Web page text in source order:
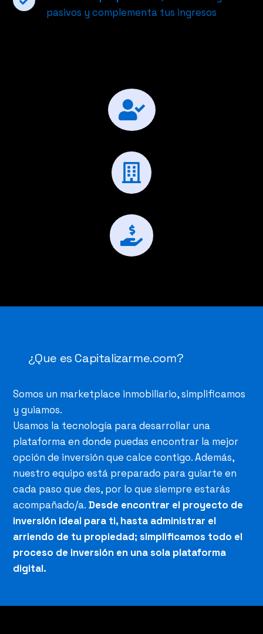
pasivos y complementa tus ingresos
¿Que es Capitalizarme.com?
Somos un marketplace inmobiliario, simplificamos
y guiamos.
Usamos la tecnología para desarrollar una
plataforma en donde puedas encontrar la mejor
opción de inversión que calce contigo. Además,
nuestro equipo está preparado para guiarte en
cada paso que des, por lo que siempre estarás
acompañado/a. Desde encontrar el proyecto de
inversión ideal para ti, hasta administrar el
arriendo de tu propiedad; simplificamos todo el
proceso de inversión en una sola plataforma
digital.